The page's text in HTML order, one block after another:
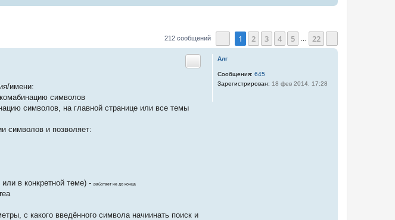
212 сообщений Страница1из22
1 2 3 4 5 22 След.
Алг
Сообщения: 645
Зарегистрирован: 18 фев 2014, 17:28
Цитата
имени:
символов
символов, на главной странице или все темы
символов и позволяет:
в конкретной теме) - работает не до конца
с какого введённого символа начиинать поиск и